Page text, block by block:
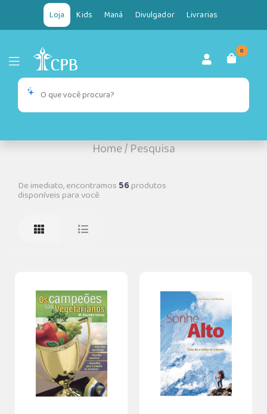
Loja Kids Maná Divulgador Livrarias
0
Home/Pesquisa
De imediato, encontramos 56produtos
disponíveis para você